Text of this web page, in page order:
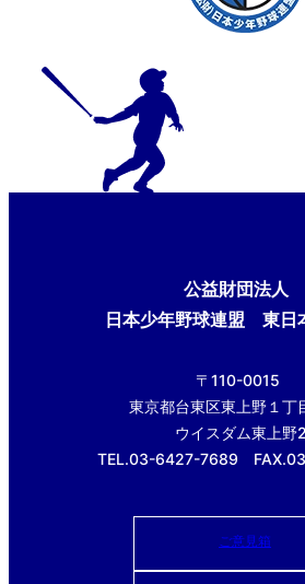
公益財団法人
日本少年野球連盟 東日
〒110-0015
東京都台東区東上野１
ウイスダム東上野
TEL.03-6427-7689
ご意見箱